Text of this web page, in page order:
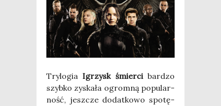
Try­lo­giaIgrzysk śmier­cibar­dzo
szyb­ko zyska­ła ogrom­ną popu­lar­
ność, jesz­cze dodat­ko­wo spo­tę­